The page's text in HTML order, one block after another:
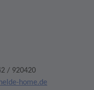
/ 920420
home.de